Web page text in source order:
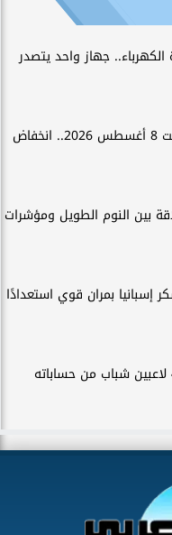
جهاز واحد يتصدر
الطقس غدًا السبت 8 أغسطس 2026.. انخفاض
بين النوم الطويل ومؤشرات
إسبانيا بمران قوي استعدادًا
الزمالك يستبعد 4 لاعبين شباب من حساباته